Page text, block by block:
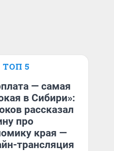
ТОП 5
— самая
в Сибири»:
рассказал
про
края —
трансляция